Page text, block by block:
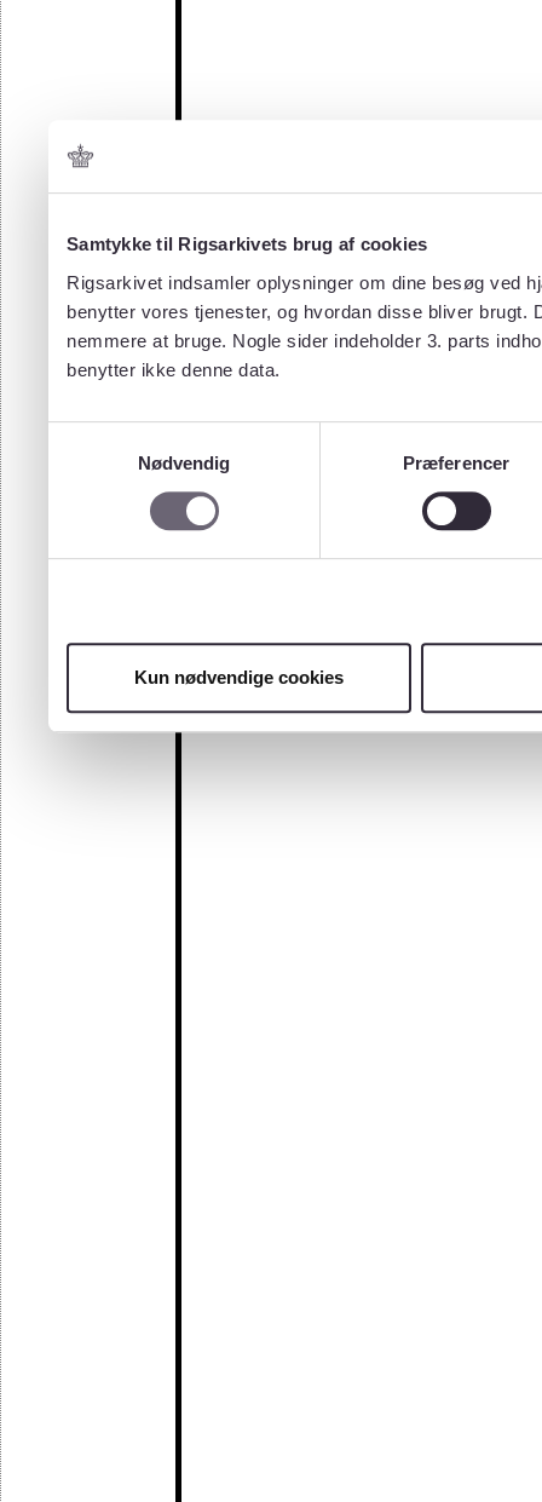
Samtykke til Rigsarkivets brug af cookies
Rigsarkivet indsamler oplysninger om dine besøg ved
benytter vores tjenester, og hvordan disse bliver
nemmere at bruge. Nogle sider indeholder 3. parts
benytter ikke denne data.
Nødvendig
Præferencer
Kun nødvendige cookies